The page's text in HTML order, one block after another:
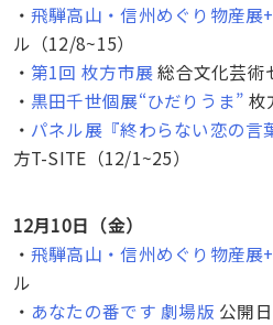
・ 飛騨高山・信州めぐり物産展
ル（12/8~15）
・ 第1回 枚方市展総合文化芸術
・ 黒田千世個展“ひだりうま” 枚
・ パネル展『終わらない恋の言
方T-SITE（12/1~25）
12月10日（金）
・ 飛騨高山・信州めぐり物産展
ル
・ あなたの番です 劇場版 公開